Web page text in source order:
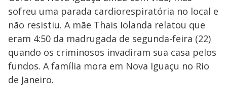
sofreu uma parada cardiorespiratória no local e
não resistiu. A mãe Thais Iolanda relatou que
eram 4:50 da madrugada de segunda-feira (22)
quando os criminosos invadiram sua casa pelos
fundos. A família mora em Nova Iguaçu no Rio
de Janeiro.